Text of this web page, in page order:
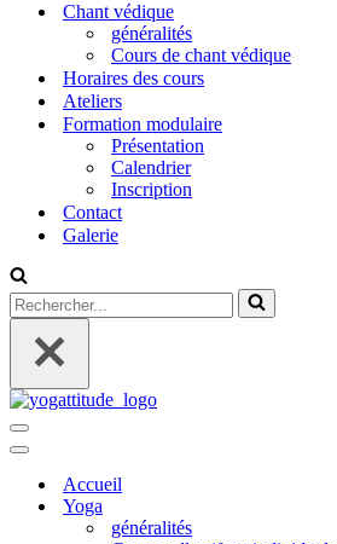
Chant védique
généralités
Cours de chant védique
Horaires des cours
Ateliers
Formation modulaire
Présentation
Calendrier
Inscription
Contact
Galerie
Rechercher...
Menu
de
Menu
navigationAccueil
Yoga
généralités